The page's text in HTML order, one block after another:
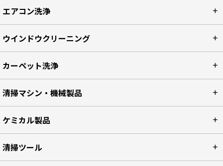
エアコン洗浄
ウインドウクリーニング
カーペット洗浄
清掃マシン・機械製品
ケミカル製品
清掃ツール